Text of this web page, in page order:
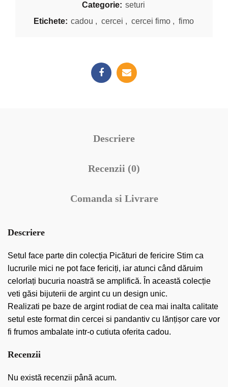
Categorie: seturi
Etichete: cadou , cercei , cercei fimo , fimo
Descriere
Recenzii (0)
Comanda si Livrare
Descriere
Setul face parte din colecția Picături de fericire Stim ca
lucrurile mici ne pot face fericiți, iar atunci când dăruim
celorlați bucuria noastră se amplifică. În această colecție
veti găsi bijuterii de argint cu un design unic.
Realizati pe baze de argint rodiat de cea mai inalta calitate
setul este format din cercei si pandantiv cu lănțișor care vor
fi frumos ambalate intr-o cutiuta oferita cadou.
Recenzii
Nu există recenzii până acum.